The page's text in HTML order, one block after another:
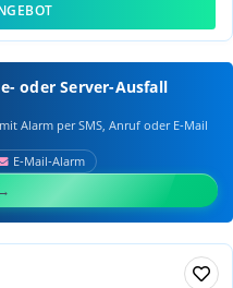
oder Server-Ausfall
Alarm per SMS, Anruf oder E‑Mail
E‑Mail‑Alarm